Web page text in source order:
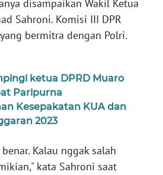
disampaikan Wakil Ketua
Sahroni. Komisi III DPR
bermitra dengan Polri.
ketua DPRD Muaro
Paripurna
Kesepakatan KUA dan
2023
Kalau nggak salah
kata Sahroni saat